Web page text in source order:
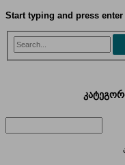
Start typing and press
Search...